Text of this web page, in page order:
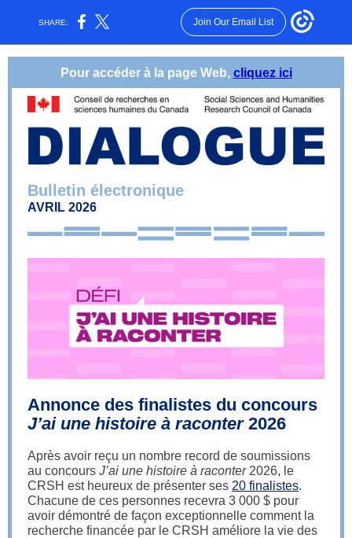
SHARE: Join Our Email List
Pour accéder à la page Web, cliquez ici
Bulletin électronique
AVRIL 2026
Annonce des finalistes du concours
J’ai une histoire à raconter2026
Après avoir reçu un nombre record de soumissions
au concours J’ai une histoire à raconter2026, le
CRSH est heureux de présenter ses 20 finalistes.
Chacune de ces personnes recevra 3 000 $ pour
avoir démontré de façon exceptionnelle comment la
recherche financée par le CRSH améliore la vie des